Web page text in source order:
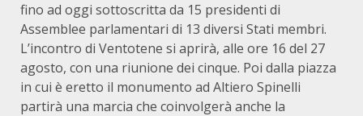
fino ad oggi sottoscritta da 15 presidenti di
Assemblee parlamentari di 13 diversi Stati membri.
L’incontro di Ventotene si aprirà, alle ore 16 del 27
agosto, con una riunione dei cinque. Poi dalla piazza
in cui è eretto il monumento ad Altiero Spinelli
partirà una marcia che coinvolgerà anche la